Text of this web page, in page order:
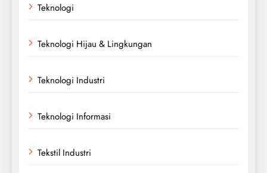
Teknologi
Teknologi Hijau & Lingkungan
Teknologi Industri
Teknologi Informasi
Tekstil Industri